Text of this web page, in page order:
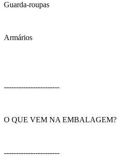
Guarda-roupas
Armários
-----------------------
O QUE VEM NA EMBALAGEM?
-----------------------